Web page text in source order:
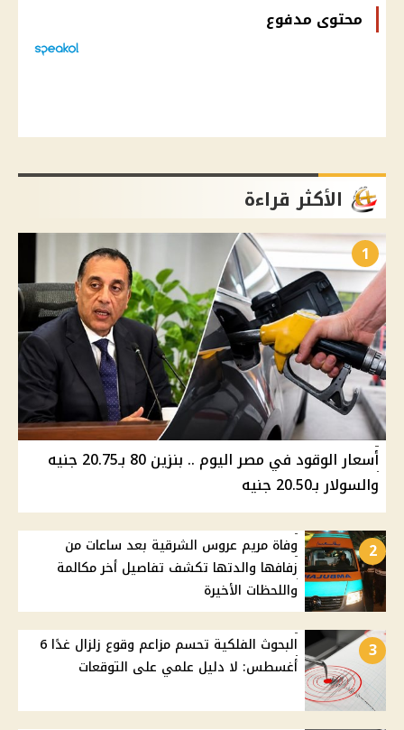
محتوى مدفوع
الأكثر قراءة
1
أسعار الوقود في مصر اليوم .. بنزين 80 بـ20.75 جنيه
والسولار بـ20.50 جنيه
2
وفاة مريم عروس الشرقية بعد ساعات من
زفافها والدتها تكشف تفاصيل أخر مكالمة
واللحظات الأخيرة
3
البحوث الفلكية تحسم مزاعم وقوع زلزال غدًا 6
أغسطس: لا دليل علمي على التوقعات